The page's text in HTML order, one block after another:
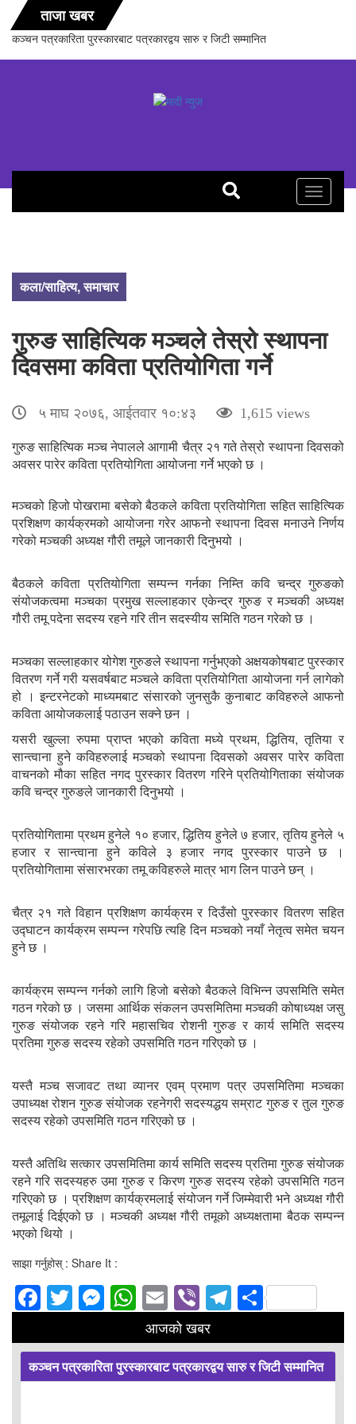
ताजा खबर
कञ्चन पत्रकारिता पुरस्कारबाट पत्रकारद्वय सारु र जिटी सम्मानित
Toggle
कला/साहित्य,समाचार
गुरुङ साहित्यिक मञ्चले तेस्रो स्थापना
दिवसमा कविता प्रतियोगिता गर्ने
५ माघ २०७६, आईतवार १०:४३ 1,615 views
गुरुङ साहित्यिक मञ्च नेपालले आगामी चैत्र २१ गते तेस्रो स्थापना दिवसको
अवसर पारेर कविता प्रतियोगिता आयोजना गर्ने भएको छ ।
मञ्चको हिजो पोखरामा बसेको बैठकले कविता प्रतियोगिता सहित साहित्यिक
प्रशिक्षण कार्यक्रमको आयोजना गरेर आफनो स्थापना दिवस मनाउने निर्णय
गरेको मञ्चकी अध्यक्ष गौरी तमूले जानकारी दिनुभयो ।
बैठकले कविता प्रतियोगिता सम्पन्न गर्नका निम्ति कवि चन्द्र गुरुङको
संयोजकत्वमा मञ्चका प्रमुख सल्लाहकार एकेन्द्र गुरुङ र मञ्चकी अध्यक्ष
गौरी तमू पदेना सदस्य रहने गरि तीन सदस्यीय समिति गठन गरेको छ ।
मञ्चका सल्लाहकार योगेश गुरुङले स्थापना गर्नुभएको अक्षयकोषबाट पुरस्कार
वितरण गर्ने गरी यसवर्षबाट मञ्चले कविता प्रतियोगिता आयोजना गर्न लागेको
हो । इन्टरनेटको माध्यमबाट संसारको जुनसुकै कुनाबाट कविहरुले आफनो
कविता आयोजकलाई पठाउन सक्ने छन ।
यसरी खुल्ला रुपमा प्राप्त भएको कविता मध्ये प्रथम, द्धितिय, तृतिया र
सान्त्वाना हुने कविहरुलाई मञ्चको स्थापना दिवसको अवसर पारेर कविता
वाचनको मौका सहित नगद पुरस्कार वितरण गरिने प्रतियोगिताका संयोजक
कवि चन्द्र गुरुङले जानकारी दिनुभयो ।
प्रतियोगितामा प्रथम हुनेले १० हजार, द्धितिय हुनेले ७ हजार, तृतिय हुनेले ५
हजार र सान्त्वाना हुने कविले ३ हजार नगद पुरस्कार पाउने छ ।
प्रतियोगितामा संसारभरका तमू कविहरुले मात्र भाग लिन पाउने छन् ।
चैत्र २१ गते विहान प्रशिक्षण कार्यक्रम र दिउँसो पुरस्कार वितरण सहित
उद्घाटन कार्यक्रम सम्पन्न गरेपछि त्यहि दिन मञ्चको नयाँ नेतृत्व समेत चयन
हुने छ ।
कार्यक्रम सम्पन्न गर्नको लागि हिजो बसेको बैठकले विभिन्न उपसमिति समेत
गठन गरेको छ । जसमा आर्थिक संकलन उपसमितिमा मञ्चकी कोषाध्यक्ष जसु
गुरुङ संयोजक रहने गरि महासचिव रोशनी गुरुङ र कार्य समिति सदस्य
प्रतिमा गुरुङ सदस्य रहेको उपसमिति गठन गरिएको छ ।
यस्तै मञ्च सजावट तथा व्यानर एवम् प्रमाण पत्र उपसमितिमा मञ्चका
उपाध्यक्ष रोशन गुरुङ संयोजक रहनेगरी सदस्यद्धय सम्राट गुरुङ र तुल गुरुङ
सदस्य रहेको उपसमिति गठन गरिएको छ ।
यस्तै अतिथि सत्कार उपसमितिमा कार्य समिति सदस्य प्रतिमा गुरुङ संयोजक
रहने गरि सदस्यहरु उमा गुरुङ र किरण गुरुङ सदस्य रहेको उपसमिति गठन
गरिएको छ । प्रशिक्षण कार्यक्रमलाई संयोजन गर्ने जिम्मेवारी भने अध्यक्ष गौरी
तमूलाई दिईएको छ । मञ्चकी अध्यक्ष गौरी तमूको अध्यक्षतामा बैठक सम्पन्न
भएको थियो ।
साझा गर्नुहोस् : Share It :
Facebook
Twitter
Messenger
WhatsApp
EmailViberTelegram
Share
आजको खबर
कञ्चन पत्रकारिता पुरस्कारबाट पत्रकारद्वय सारु र जिटी सम्मानित